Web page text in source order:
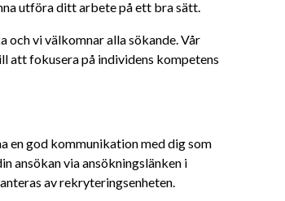
utföra ditt arbete på ett bra sätt.
och vi välkomnar alla sökande. Vår
fokusera på individens kompetens
en god kommunikation med dig som
ansökan via ansökningslänken i
av rekryteringsenheten.